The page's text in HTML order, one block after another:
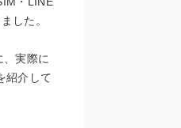
した。
、実際に
紹介して